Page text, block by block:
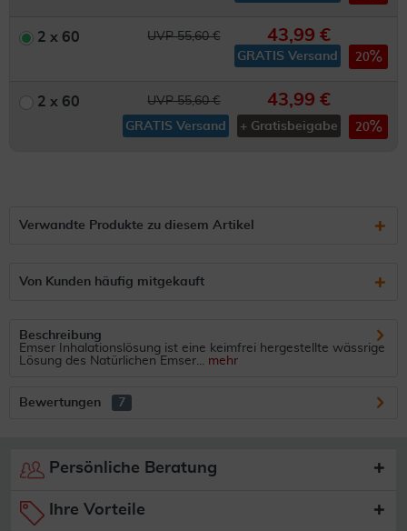
2 x 60 UVP 55,60 € 43,99 €
GRATIS Versand 20
2 x 60 UVP 55,60 € 43,99 €
GRATIS Versand + Gratisbeigabe 20
Verwandte Produkte zu diesem Artikel
Von Kunden häufig mitgekauft
Beschreibung
Emser Inhalationslösung ist eine keimfrei hergestellte wässrige
Lösung des Natürlichen Emser... mehr
Bewertungen 7
Persönliche Beratung
Ihre Vorteile